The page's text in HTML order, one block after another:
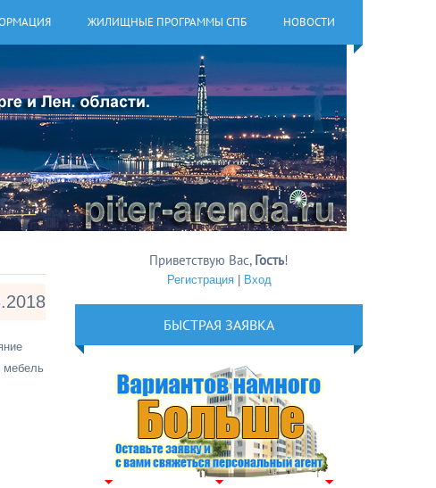
ЖИЛИЩНЫЕ ПРОГРАММЫ СПБ НОВОСТИ
мебель
Приветствую Вас, Гость!
Регистрация| Вход
БЫСТРАЯ ЗАЯВКА